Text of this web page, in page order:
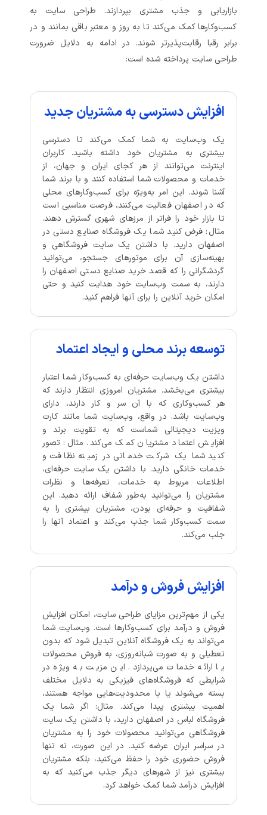
بازاریابی و جذب مشتری بپردازند. طراحی سایت به
کسب‌وکارها کمک می‌کند تا به روز و معتبر باقی بمانند و در
برابر رقبا رقابت‌پذیرتر شوند. در ادامه به دلایل ضرورت
طراحی سایت پرداخته شده است:
افزایش دسترسی به مشتریان جدید
یک وب‌سایت به شما کمک می‌کند تا دسترسی
بیشتری به مشتریان خود داشته باشید. کاربران
اینترنت می‌توانند از هر کجای ایران و جهان، از
خدمات و محصولات شما استفاده کنند و با برند شما
آشنا شوند. این امر به‌ویژه برای کسب‌وکارهای محلی
که در اصفهان فعالیت می‌کنند، فرصت مناسبی است
تا بازار خود را فراتر از مرزهای شهری گسترش دهند.
مثال: فرض کنید شما یک فروشگاه صنایع دستی در
اصفهان دارید. با داشتن یک سایت فروشگاهی و
بهینه‌سازی آن برای موتورهای جستجو، می‌توانید
گردشگرانی را که قصد خرید صنایع دستی اصفهان را
دارند، به سمت وب‌سایت خود هدایت کنید و حتی
امکان خرید آنلاین را برای آنها فراهم کنید.
توسعه برند محلی و ایجاد اعتماد
داشتن یک وب‌سایت حرفه‌ای به کسب‌وکار شما اعتبار
بیشتری می‌بخشد. مشتریان امروزی انتظار دارند که
هر کسب‌وکاری که با آن سر و کار دارند، دارای
وب‌سایت باشد. در واقع، وب‌سایت شما مانند کارت
ویزیت دیجیتالی شماست که به تقویت برند و
افزایش اعتماد مشتریان کمک می‌کند. مثال: تصور
کنید شما یک شرکت خدماتی در زمینه نظافت و
خدمات خانگی دارید. با داشتن یک سایت حرفه‌ای،
اطلاعات مربوط به خدمات، تعرفه‌ها و نظرات
مشتریان را می‌توانید به‌طور شفاف ارائه دهید. این
شفافیت و حرفه‌ای بودن، مشتریان بیشتری را به
سمت کسب‌وکار شما جذب می‌کند و اعتماد آنها را
جلب می‌کند.
افزایش فروش و درآمد
یکی از مهم‌ترین مزایای طراحی سایت، امکان افزایش
فروش و درآمد برای کسب‌وکارها است. وب‌سایت شما
می‌تواند به یک فروشگاه آنلاین تبدیل شود که بدون
تعطیلی و به صورت شبانه‌روزی، به فروش محصولات
یا ارائه خدمات می‌پردازد. این مزیت به ویژه در
شرایطی که فروشگاه‌های فیزیکی به دلایل مختلف
بسته می‌شوند یا با محدودیت‌هایی مواجه هستند،
اهمیت بیشتری پیدا می‌کند. مثال: اگر شما یک
فروشگاه لباس در اصفهان دارید، با داشتن یک سایت
فروشگاهی می‌توانید محصولات خود را به مشتریان
در سراسر ایران عرضه کنید. در این صورت، نه تنها
فروش حضوری خود را حفظ می‌کنید، بلکه مشتریان
بیشتری نیز از شهرهای دیگر جذب می‌کنید که به
افزایش درآمد شما کمک خواهد کرد.